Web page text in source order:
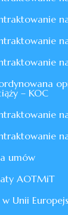
– KOC
umów
AOTMiT
w Unii